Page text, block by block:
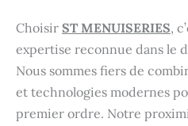
Choisir ST MENUISERIES,
expertise reconnue dans le
Nous sommes fiers de
et technologies modernes
premier ordre. Notre